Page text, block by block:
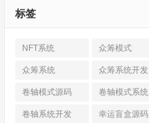
标签
NFT系统 众筹模式
众筹系统 众筹系统开发
卷轴模式源码 卷轴模式系统
卷轴系统开发 幸运盲盒源码